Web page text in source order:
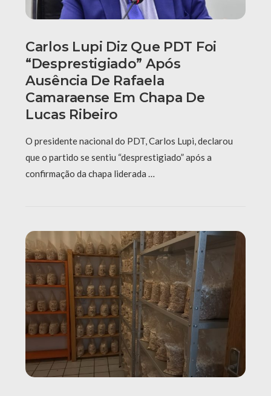
Carlos Lupi Diz Que PDT Foi
“desprestigiado” Após
Ausência De Rafaela
Camaraense Em Chapa De
Lucas Ribeiro
O presidente nacional do PDT, Carlos Lupi, declarou
que o partido se sentiu “desprestigiado” após a
confirmação da chapa liderada …